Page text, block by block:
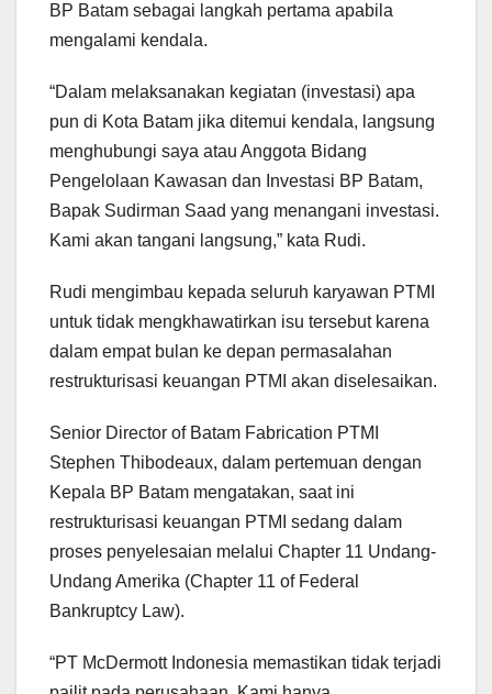
BP Batam sebagai langkah pertama apabila
mengalami kendala.
“Dalam melaksanakan kegiatan (investasi) apa
pun di Kota Batam jika ditemui kendala, langsung
menghubungi saya atau Anggota Bidang
Pengelolaan Kawasan dan Investasi BP Batam,
Bapak Sudirman Saad yang menangani investasi.
Kami akan tangani langsung,” kata Rudi.
Rudi mengimbau kepada seluruh karyawan PTMI
untuk tidak mengkhawatirkan isu tersebut karena
dalam empat bulan ke depan permasalahan
restrukturisasi keuangan PTMI akan diselesaikan.
Senior Director of Batam Fabrication PTMI
Stephen Thibodeaux, dalam pertemuan dengan
Kepala BP Batam mengatakan, saat ini
restrukturisasi keuangan PTMI sedang dalam
proses penyelesaian melalui Chapter 11 Undang-
Undang Amerika (Chapter 11 of Federal
Bankruptcy Law).
“PT McDermott Indonesia memastikan tidak terjadi